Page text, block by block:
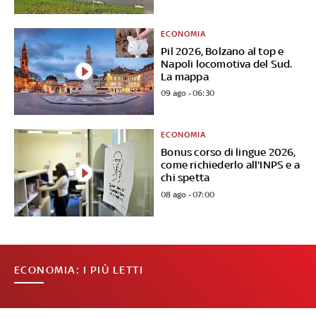
Pil 2026, Bolzano al top e
Napoli locomotiva del Sud.
La mappa
ECONOMIA
09 ago - 06:30
Bonus corso di lingue 2026,
come richiederlo all'INPS e a
chi spetta
ECONOMIA
08 ago - 07:00
ECONOMIA: I PIÙ LETTI